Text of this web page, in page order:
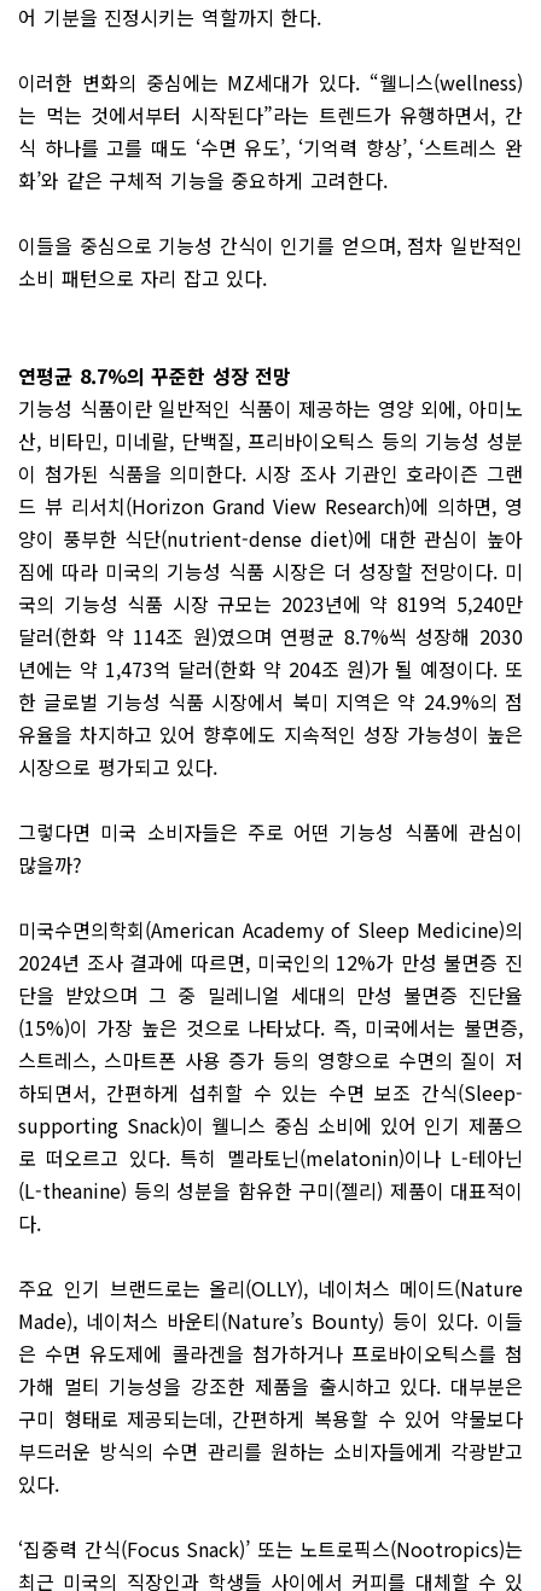
어 기분을 진정시키는 역할까지 한다.
이러한 변화의 중심에는 MZ세대가 있다. “웰니스(wellness)
는 먹는 것에서부터 시작된다”라는 트렌드가 유행하면서, 간
식 하나를 고를 때도 ‘수면 유도’, ‘기억력 향상’, ‘스트레스 완
화’와 같은 구체적 기능을 중요하게 고려한다.
이들을 중심으로 기능성 간식이 인기를 얻으며, 점차 일반적인
소비 패턴으로 자리 잡고 있다.
연평균 8.7%의 꾸준한 성장 전망
기능성 식품이란 일반적인 식품이 제공하는 영양 외에, 아미노
산, 비타민, 미네랄, 단백질, 프리바이오틱스 등의 기능성 성분
이 첨가된 식품을 의미한다. 시장 조사 기관인 호라이즌 그랜
드 뷰 리서치(Horizon Grand View Re­search)에 의하면, 영
양이 풍부한 식단(nutrient-dense diet)에 대한 관심이 높아
짐에 따라 미국의 기능성 식품 시장은 더 성장할 전망이다. 미
국의 기능성 식품 시장 규모는 2023년에 약 819억 5,240만
달러(한화 약 114조 원)였으며 연평균 8.7%씩 성장해 2030
년에는 약 1,473억 달러(한화 약 204조 원)가 될 예정이다. 또
한 글로벌 기능성 식품 시장에서 북미 지역은 약 24.9%의 점
유율을 차지하고 있어 향후에도 지속적인 성장 가능성이 높은
시장으로 평가되고 있다.
그렇다면 미국 소비자들은 주로 어떤 기능성 식품에 관심이
많을까?
미국수면의학회(American Acade­my of Sleep Medicine)의
2024년 조사 결과에 따르면, 미국인의 12%가 만성 불면증 진
단을 받았으며 그 중 밀레니얼 세대의 만성 불면증 진단율
(15%)이 가장 높은 것으로 나타났다. 즉, 미국에서는 불면증,
스트레스, 스마트폰 사용 증가 등의 영향으로 수면의 질이 저
하되면서, 간편하게 섭취할 수 있는 수면 보조 간식(Sleep-
supporting Snack)이 웰니스 중심 소비에 있어 인기 제품으
로 떠오르고 있다. 특히 멜라토닌(melatonin)이나 L-테아닌
(L-theanine) 등의 성분을 함유한 구미(젤리) 제품이 대표적이
다.
주요 인기 브랜드로는 올리(OLLY), 네이처스 메이드(Nature
Made), 네이처스 바운티(Nature’s Bounty) 등이 있다. 이들
은 수면 유도제에 콜라겐을 첨가하거나 프로바이오틱스를 첨
가해 멀티 기능성을 강조한 제품을 출시하고 있다. 대부분은
구미 형태로 제공되는데, 간편하게 복용할 수 있어 약물보다
부드러운 방식의 수면 관리를 원하는 소비자들에게 각광받고
있다.
‘집중력 간식(Focus Snack)’ 또는 노트로픽스(Nootropics)는
최근 미국의 직장인과 학생들 사이에서 커피를 대체할 수 있